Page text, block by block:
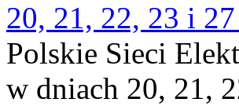
20, 21, 22, 23 i
Polskie Sieci
w dniach 20, 21,